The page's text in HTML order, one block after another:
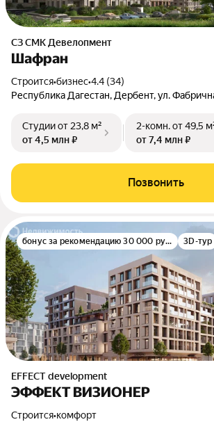
СЗ СМК Девелопмент
Шафран
Строится•бизнес•4.4 (34)
Республика Дагестан, Дербент, ул.
Студииот 23,8 м²
от 4,5 млн ₽
2-комн.от 49,5
от 7,4 млн ₽
Позвонить
бонус за рекомендацию 30 000 руб. 3D-тур
EFFECT development
ЭФФЕКТ ВИЗИОНЕР
Строится•комфорт